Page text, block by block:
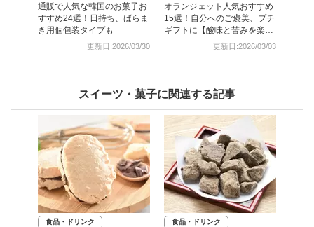
通販で人気な韓国のお菓子お
すすめ24選！日持ち、ばらま
き用個包装タイプも
更新日:2026/03/30
オランジェット人気おすすめ
15選！自分へのご褒美、プチ
ギフトに【酸味と苦みを楽し
更新日:2026/03/03
スイーツ・菓子に関連する記事
食品・ドリンク 食品・ドリンク